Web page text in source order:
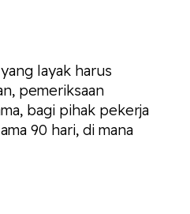
layak harus
pemeriksaan
bagi pihak pekerja
90 hari, di mana